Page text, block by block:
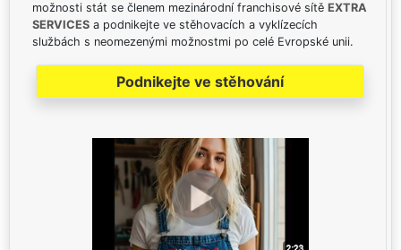
možnosti stát se členem mezinárodní franchisové sítě EXTRA
SERVICES a podnikejte ve stěhovacích a vyklízecích
službách s neomezenými možnostmi po celé Evropské unii.
Podnikejte ve stěhování